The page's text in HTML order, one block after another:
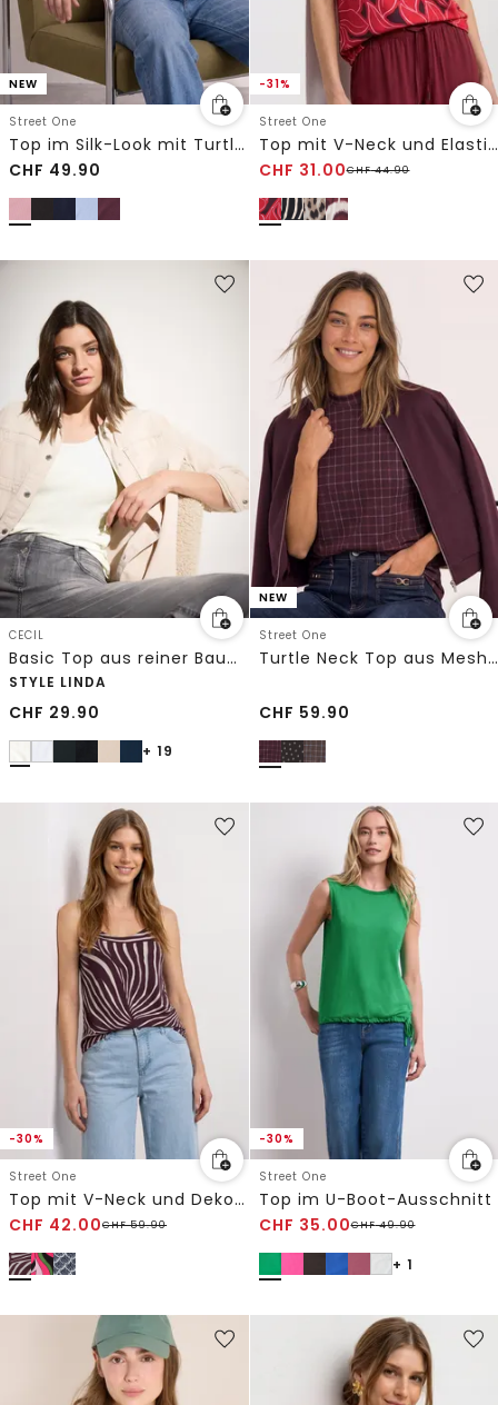
NEW
Street One
Top im Silk-Look mit Turtle Neck
CHF 49.90
-31%
Street One
Top mit V-Neck und Elastiksaum
CHF 31.00CHF44.90
CECIL
Basic Top aus reiner Baumwolle
STYLE LINDA
CHF 29.90
+ 19
NEW
Street One
Turtle Neck Top aus Mesh mit Print
CHF 59.90
-30%
Street One
Top mit V-Neck und Deko-Detail
CHF 42.00CHF59.90
-30%
Street One
Top im U-Boot-Ausschnitt
CHF 35.00CHF49.90
+ 1